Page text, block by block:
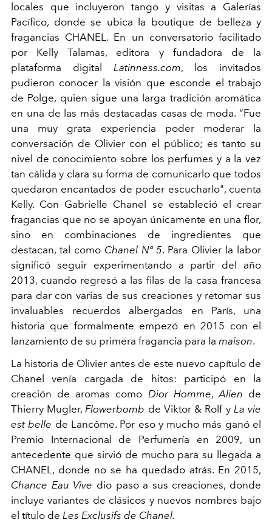
locales que incluyeron tango y visitas a Galerías
Pacífico, donde se ubica la boutique de belleza y
fragancias CHANEL. En un conversatorio facilitado
por Kelly Talamas, editora y fundadora de la
plataforma digital Latinness.com, los invitados
pudieron conocer la visión que esconde el trabajo
de Polge, quien sigue una larga tradición aromática
en una de las más destacadas casas de moda. “Fue
una muy grata experiencia poder moderar la
conversación de Olivier con el público; es tanto su
nivel de conocimiento sobre los perfumes y a la vez
tan cálida y clara su forma de comunicarlo que todos
quedaron encantados de poder escucharlo", cuenta
Kelly. Con Gabrielle Chanel se estableció el crear
fragancias que no se apoyan únicamente en una flor,
sino en combinaciones de ingredientes que
destacan, tal como Chanel Nº 5. Para Olivier la labor
significó seguir experimentando a partir del año
2013, cuando regresó a las filas de la casa francesa
para dar con varias de sus creaciones y retomar sus
invaluables recuerdos albergados en París, una
historia que formalmente empezó en 2015 con el
lanzamiento de su primera fragancia para la maison.
La historia de Olivier antes de este nuevo capítulo de
Chanel venía cargada de hitos: participó en la
creación de aromas como Dior Homme,Alien de
Thierry Mugler,Flowerbomb de Viktor & Rolf y La vie
est belle de Lancôme. Por eso y mucho más ganó el
Premio Internacional de Perfumería en 2009, un
antecedente que sirvió de mucho para su llegada a
CHANEL, donde no se ha quedado atrás. En 2015,
Chance Eau Vive dio paso a sus creaciones, donde
incluye variantes de clásicos y nuevos nombres bajo
el título de Les Exclusifs de Chanel.